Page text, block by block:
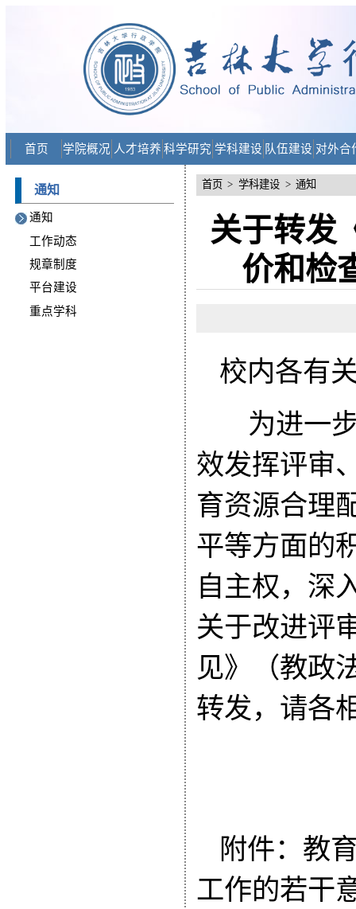
首页 学院概况 人才培养 科学研究 学科建设 队伍建设 对外合
通知
通知
工作动态
规章制度
平台建设
重点学科
首页 > 学科建设 > 通知
关于转发
价和检
校内各有
为进一
效发挥评审
育资源合理
平等方面的
自主权，深
关于改进评
见》（教政
转发，请各
附件：教
工作的若干